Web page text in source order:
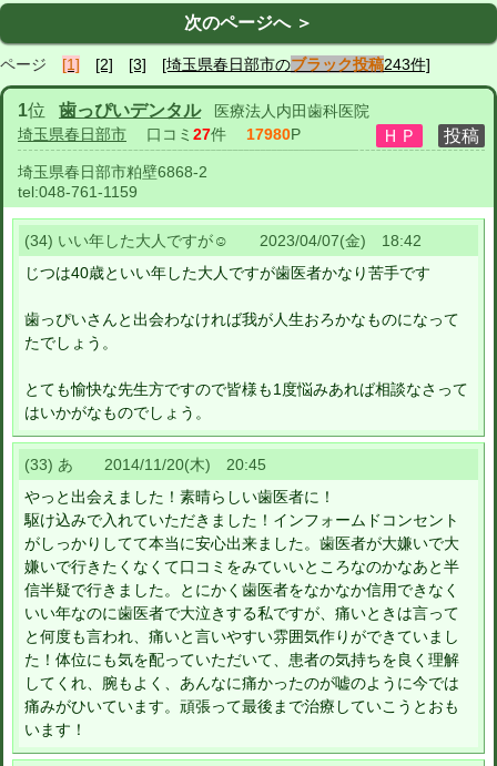
次のページへ ＞
ページ [1] [2] [3] [埼玉県春日部市のブラック投稿243件]
1位 歯っぴいデンタル
医療法人内田歯科医院
埼玉県春日部市 口コミ 27件 17980P
埼玉県春日部市粕壁6868-2
tel:048-761-1159
(34) いい年した大人ですが☺️ 2023/04/07(金) 18:42
じつは40歳といい年した大人ですが歯医者かなり苦手です
歯っぴいさんと出会わなければ我が人生おろかなものになって
たでしょう。
とても愉快な先生方ですので皆様も1度悩みあれば相談なさって
はいかがなものでしょう。
(33) あ 2014/11/20(木) 20:45
やっと出会えました！素晴らしい歯医者に！
駆け込みで入れていただきました！インフォームドコンセント
がしっかりしてて本当に安心出来ました。歯医者が大嫌いで大
嫌いで行きたくなくて口コミをみていいところなのかなあと半
信半疑で行きました。とにかく歯医者をなかなか信用できなく
いい年なのに歯医者で大泣きする私ですが、痛いときは言って
と何度も言われ、痛いと言いやすい雰囲気作りができていまし
た！体位にも気を配っていただいて、患者の気持ちを良く理解
してくれ、腕もよく、あんなに痛かったのが嘘のように今では
痛みがひいています。頑張って最後まで治療していこうとおも
います！